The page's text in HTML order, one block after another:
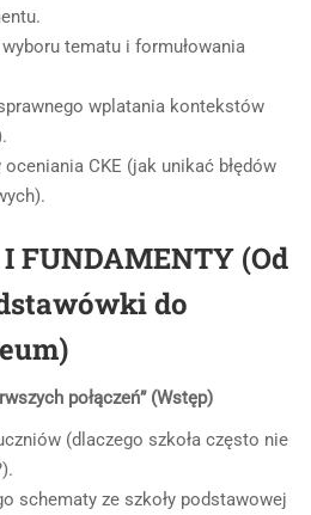
tematu i formułowania
wplatania kontekstów
CKE (jak unikać błędów
I FUNDAMENTY (Od
do
połączeń” (Wstęp)
(dlaczego szkoła często nie
schematy ze szkoły podstawowej